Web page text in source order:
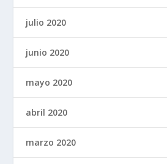
julio 2020
junio 2020
mayo 2020
abril 2020
marzo 2020